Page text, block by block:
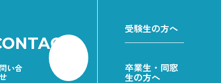
い合
受験生の方へ
卒業生・同窓
生の方へ